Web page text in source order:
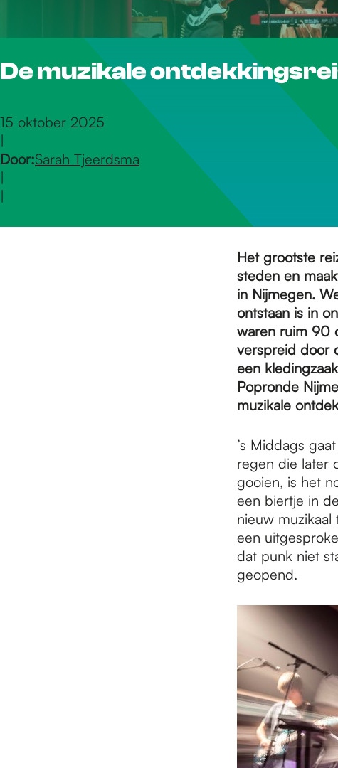
De muzikale
15 oktober 2025
|
Door:Sarah Tjeerdsma
|
|
Het grootste
steden en
in Nijmegen.
ontstaan is in
waren ruim 90
verspreid door
een
Popronde
muzikale
’s Middags
regen die later
gooien, is het
een biertje in
nieuw
een
dat punk niet
geopend.